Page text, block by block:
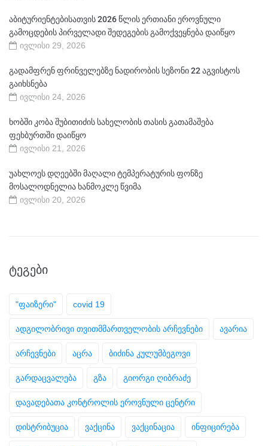
აბიტურიენტებისათვის 2026 წლის ერთიანი ეროვნული
გამოცდების პირველადი შედეგების გამოქვეყნება დაიწყო
ივლისი 29, 2026
გადამფრენ ფრინველებზე ნადირობის სეზონი 22 აგვისტოს
გაიხსნება
ივლისი 24, 2026
ხობში კობა შუბითიძის სახელობის თასის გათამაშება
ფეხბურთში დაიწყო
ივლისი 21, 2026
უახლოეს დღეებში მაღალი ტემპერატურის ფონზე
მოსალოდნელია ხანმოკლე წვიმა
ივლისი 20, 2026
ᲢᲔᲒᲔᲑᲘ
"ფაიზერი" covid 19
ადგილობრივი თვითმმართველობის არჩევნები ავარია
არჩევნები აცრა ბიძინა კულუმბეგოვი
გარდაცვალება გზა გიორგი ღიბრაძე
დავადებათა კონტროლის ეროვნული ცენტრი
დისტრიბუცია ვაქცინა ვაქცინაცია ინფიცირება